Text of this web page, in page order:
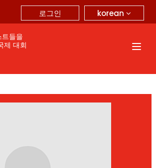
korean
로그인
들을
제 대회